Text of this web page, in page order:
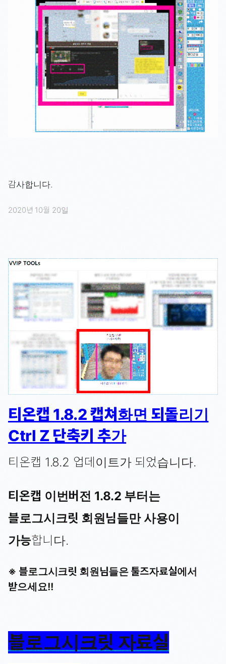
감사합니다.
2020년 10월 20일
티온캡 1.8.2 캡쳐화면 되돌리기
Ctrl Z 단축키 추가
티온캡 1.8.2 업데이트가 되었습니다.
티온캡 이번버전 1.8.2 부터는
블로그시크릿 회원님들만 사용이
가능합니다.
※ 블로그시크릿 회원님들은 툴즈자료실에서
받으세요!!
블로그시크릿 자료실